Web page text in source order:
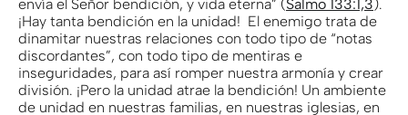
envía el Señor bendición, y vida eterna” (Salmo 133:1,3).
¡Hay tanta bendición en la unidad! El enemigo trata de
dinamitar nuestras relaciones con todo tipo de “notas
discordantes”, con todo tipo de mentiras e
inseguridades, para así romper nuestra armonía y crear
división. ¡Pero la unidad atrae la bendición! Un ambiente
de unidad en nuestras familias, en nuestras iglesias, en